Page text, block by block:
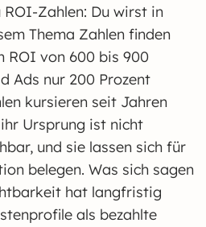
ROI-Zahlen: Du wirst in
Thema Zahlen finden
ROI von 600 bis 900
Ads nur 200 Prozent
kursieren seit Jahren
Ursprung ist nicht
und sie lassen sich für
belegen. Was sich sagen
hat langfristig
als bezahlte